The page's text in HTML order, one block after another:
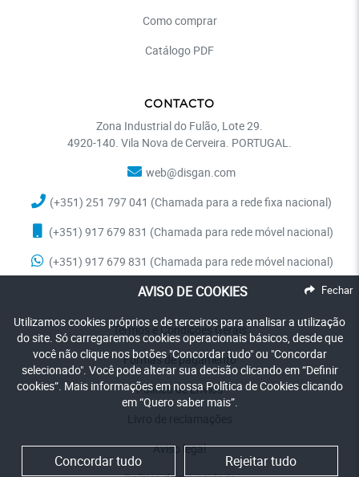
Como comprar
Catálogo PDF
CONTACTO
Zona Industrial do Fulão, Lote 29.
4920-140. Vila Nova de Cerveira. PORTUGAL.
web@disgan.com
(+351) 251 797 041 (Chamada para a rede fixa nacional)
(+351) 917 679 831 (Chamada para rede móvel nacional)
(+351) 917 679 831 (Chamada para rede móvel nacional)
Termos e Condições Gerais
Formas de pagamento
Política de Envios
Aviso legal
AVISO DE COOKIES
Utilizamos cookies próprios e de terceiros para analisar a utilização
do site. Só carregaremos cookies operacionais básicos, desde que
você não clique nos botões "Concordar tudo" ou "Concordar
selecionado". Você pode alterar sua decisão clicando em “Definir
cookies”. Mais informações em nossa Política de Cookies clicando
em “Quero saber mais”.
Concordar tudo Rejeitar tudo
Fechar